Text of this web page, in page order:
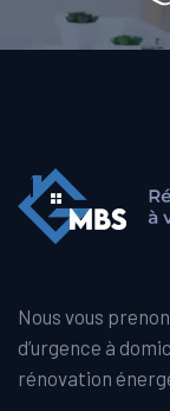
Nous vous
d’urgence à
rénovation